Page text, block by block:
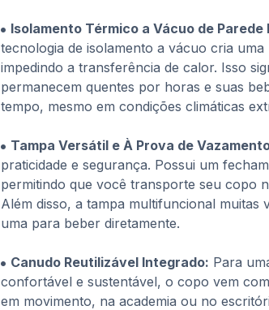
Isolamento Térmico a Vácuo de Parede
tecnologia de isolamento a vácuo cria
impedindo a transferência de calor. Isso
permanecem quentes por horas e suas
tempo, mesmo em condições climáticas
Tampa Versátil e À Prova de
praticidade e segurança. Possui um
permitindo que você transporte seu copo
Além disso, a tampa multifuncional
uma para beber diretamente.
Canudo Reutilizável Integrado: Para
confortável e sustentável, o copo vem
em movimento, na academia ou no